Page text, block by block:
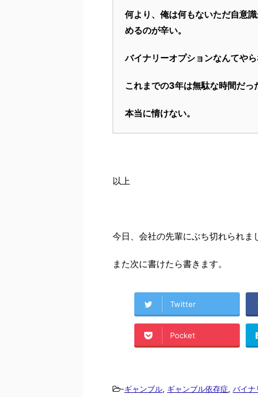
何より、俺は何もないただ自意
めるのが辛い。
バイナリーオプションなんてやら
これまでの3年は無駄な時間だっ
本当に情けない。
以上
今日、会社の先輩にぶち切れられま
また次に書けたら書きます。
Twitter
Pocket
-ギャンブル, ギャンブル依存症, バイナ